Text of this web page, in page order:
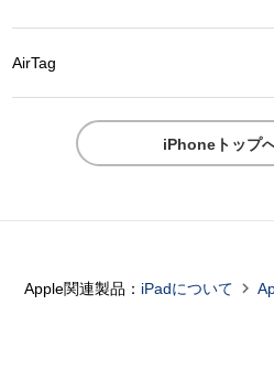
AirTag
iPhoneトップ
Apple関連製品： iPadについて 